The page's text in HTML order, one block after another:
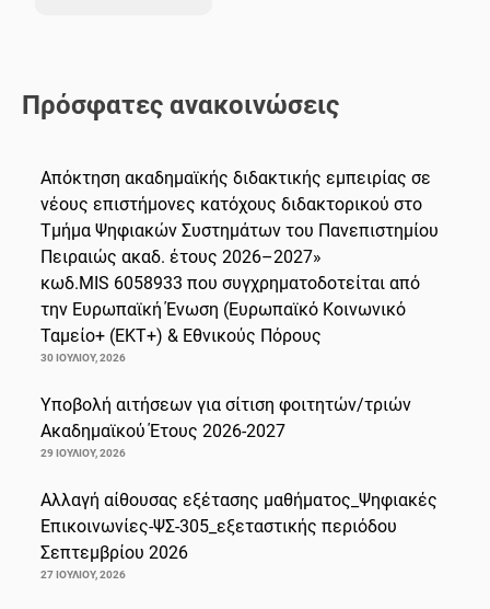
Πρόσφατες ανακοινώσεις
Απόκτηση ακαδημαϊκής διδακτικής εμπειρίας σε
νέους επιστήμονες κατόχους διδακτορικού στο
Τμήμα Ψηφιακών Συστημάτων του Πανεπιστημίου
Πειραιώς ακαδ. έτους 2026–2027»
κωδ.MIS 6058933 που συγχρηματοδοτείται από
την Ευρωπαϊκή Ένωση (Ευρωπαϊκό Κοινωνικό
Ταμείο+ (ΕΚΤ+) & Εθνικούς Πόρους
30 ΙΟΥΛΊΟΥ, 2026
Υποβολή αιτήσεων για σίτιση φοιτητών/τριών
Ακαδημαϊκού Έτους 2026-2027
29 ΙΟΥΛΊΟΥ, 2026
Αλλαγή αίθουσας εξέτασης μαθήματος_Ψηφιακές
Επικοινωνίες-ΨΣ-305_εξεταστικής περιόδου
Σεπτεμβρίου 2026
27 ΙΟΥΛΊΟΥ, 2026